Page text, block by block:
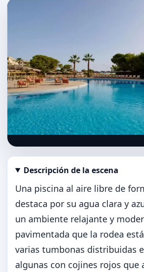
Abrir imagen en tamaño completo
Descripción de la escena
Una piscina al aire libre de
destaca por su agua clara y
un ambiente relajante y
pavimentada que la rodea
varias tumbonas distribuidas
algunas con cojines rojos que